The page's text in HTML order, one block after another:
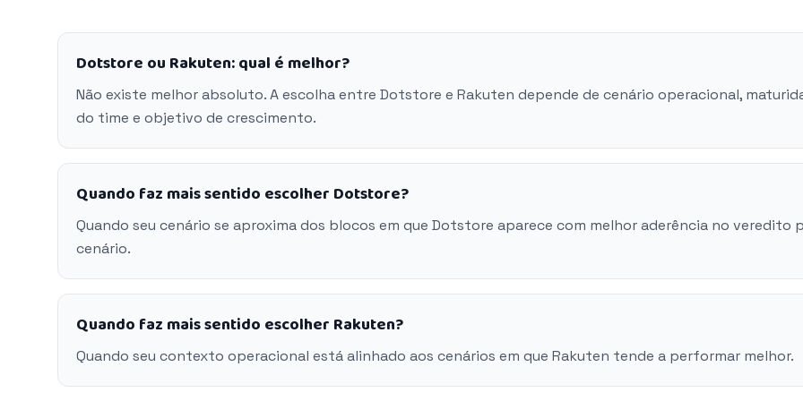
Dotstore ou Rakuten: qual é melhor?
Não existe melhor absoluto. A escolha entre Dotstore e Rakuten depende de cenário operacional,
do time e objetivo de crescimento.
Quando faz mais sentido escolher Dotstore?
Quando seu cenário se aproxima dos blocos em que Dotstore aparece com melhor aderência no veredito
cenário.
Quando faz mais sentido escolher Rakuten?
Quando seu contexto operacional está alinhado aos cenários em que Rakuten tende a performar melhor.